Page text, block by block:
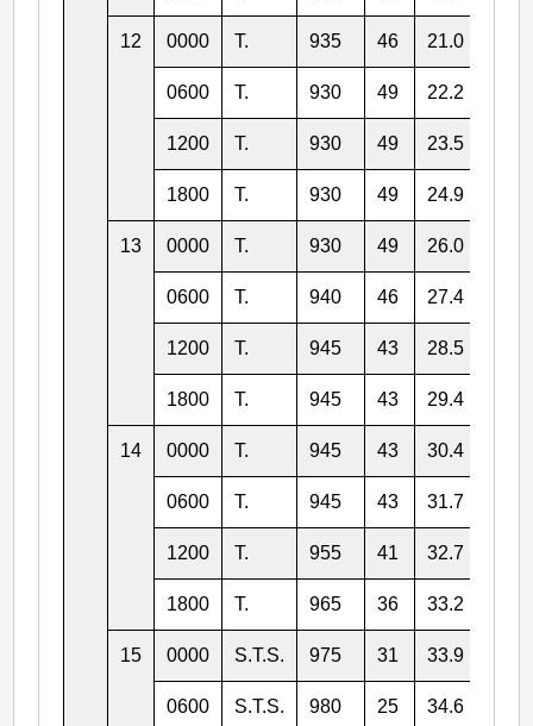
12 0000 T. 935 46 21.0
0600 T. 930 49 22.2
1200 T. 930 49 23.5
1800 T. 930 49 24.9
13 0000 T. 930 49 26.0
0600 T. 940 46 27.4
1200 T. 945 43 28.5
1800 T. 945 43 29.4
14 0000 T. 945 43 30.4
0600 T. 945 43 31.7
1200 T. 955 41 32.7
1800 T. 965 36 33.2
15 0000 S.T.S. 975 31 33.9
0600 S.T.S. 980 25 34.6